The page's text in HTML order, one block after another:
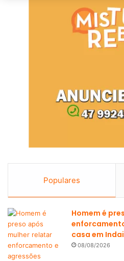
Populares
Homem é
casa em
08/08/2026